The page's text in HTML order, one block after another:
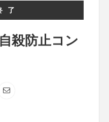
了
殺防止コン